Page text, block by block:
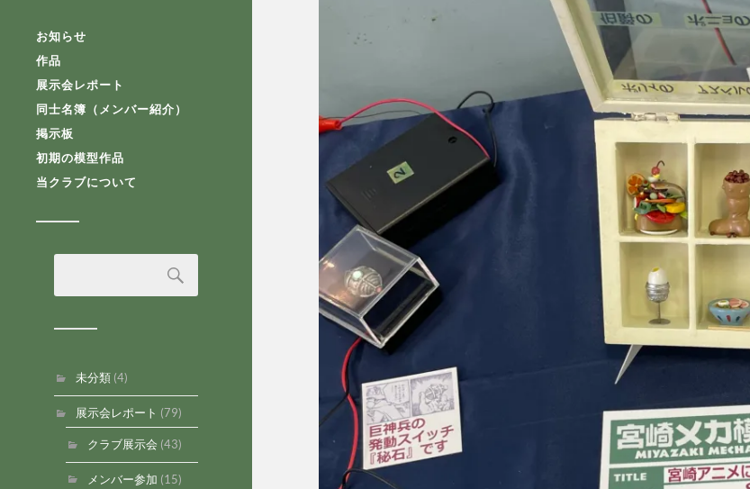
お知らせ
作品
展示会レポート
同士名簿（メンバー紹介）
掲示板
初期の模型作品
当クラブについて
未分類 (4)
展示会レポート (79)
クラブ展示会 (43)
メンバー参加 (15)